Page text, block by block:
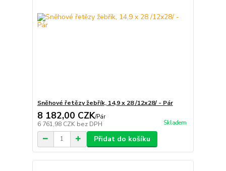
Sněhové řetězy žebřík, 14,9 x 28 /12x28/ - Pár
8 182,00 CZK/Pár
6 761,98 CZK bez DPH Skladem
Přidat do košíku